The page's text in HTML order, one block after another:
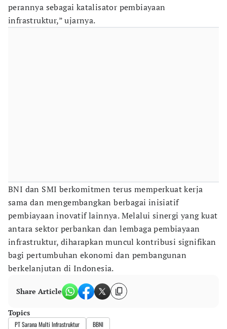
perannya sebagai katalisator pembiayaan
infrastruktur,” ujarnya.
BNI dan SMI berkomitmen terus memperkuat kerja
sama dan mengembangkan berbagai inisiatif
pembiayaan inovatif lainnya. Melalui sinergi yang kuat
antara sektor perbankan dan lembaga pembiayaan
infrastruktur, diharapkan muncul kontribusi signifikan
bagi pertumbuhan ekonomi dan pembangunan
berkelanjutan di Indonesia.
Share Article
Topics
PT Sarana Multi Infrastruktur BBNI